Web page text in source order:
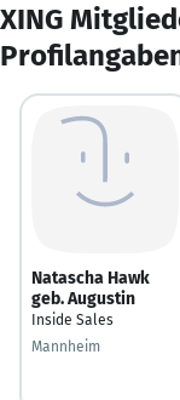
XING
Natascha Hawk
geb. Augustin
Inside Sales
Mannheim